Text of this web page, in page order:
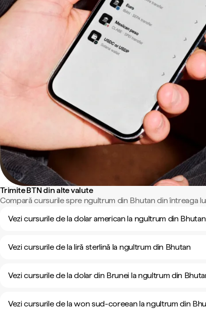
Trimite BTN din alte valute
Compară cursurile spre ngultrum din Bhutan din întreaga
Vezi cursurile de la dolar american la ngultrum din Bhutan
Vezi cursurile de la liră sterlină la ngultrum din Bhutan
Vezi cursurile de la dolar din Brunei la ngultrum din
Vezi cursurile de la won sud-coreean la ngultrum din